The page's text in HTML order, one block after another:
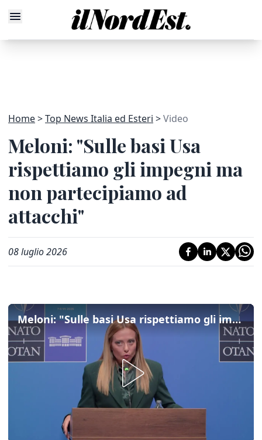
Home Top News Italia ed Esteri Video
Meloni: "Sulle basi Usa
rispettiamo gli impegni ma
non partecipiamo ad
attacchi"
08 luglio 2026
Meloni: "Sulle basi Usa rispettiamo gli impegni ma non partecipiamo ad attacchi"